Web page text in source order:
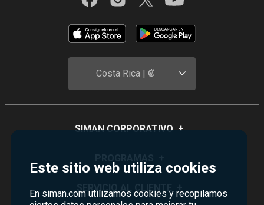
Este sitio web utiliza cookies
En siman.com utilizamos cookies y recopilamos
Costa Rica | ₡
SIMAN CORPORATIVO +
Visión y Misión
Historia
Monedero
SERVICIO AL CLIENTE